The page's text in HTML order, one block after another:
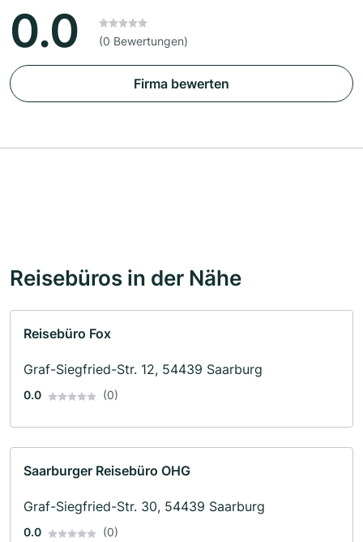
0.0 (0 Bewertungen)
Firma bewerten
Reisebüros in der Nähe
Reisebüro Fox
Graf-Siegfried-Str. 12, 54439 Saarburg
0.0 (0)
Saarburger Reisebüro OHG
Graf-Siegfried-Str. 30, 54439 Saarburg
0.0 (0)